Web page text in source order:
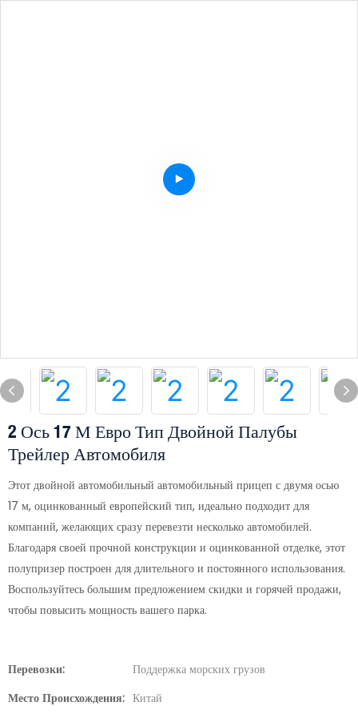
2 Ось 17 М Евро Тип Двойной Палубы
Трейлер Автомобиля
Этот двойной автомобильный автомобильный прицеп с двумя осью
17 м, оцинкованный европейский тип, идеально подходит для
компаний, желающих сразу перевезти несколько автомобилей.
Благодаря своей прочной конструкции и оцинкованной отделке, этот
полупризер построен для длительного и постоянного использования.
Воспользуйтесь большим предложением скидки и горячей продажи,
чтобы повысить мощность вашего парка.
Перевозки:
Поддержка морских грузов
Место Происхождения: Китай